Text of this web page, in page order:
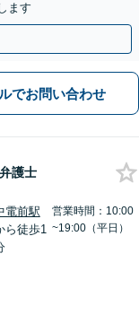
ます
でお問い合わせ
弁護士
電前駅
ら徒歩1
営業時間：10:00
~19:00（平日）